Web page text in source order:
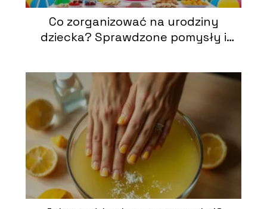
Co zorganizować na urodziny
dziecka? Sprawdzone pomysły i